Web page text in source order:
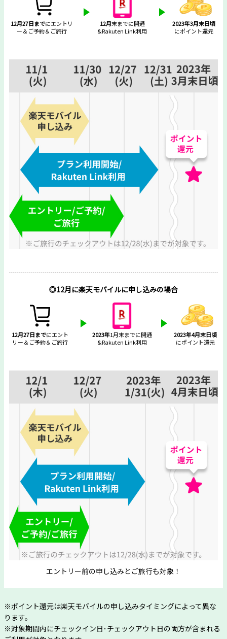
12月27日までにエントリ
ー＆ご予約＆ご旅行
12月末までに開通
&Rakuten Link利用
2023年3月末日頃
にポイント還元
◎12月に楽天モバイルに申し込みの場合
12月27日までにエント
リー＆ご予約＆ご旅行
2023年1月末までに開通
&Rakuten Link利用
2023年4月末日頃
にポイント還元
エントリー前の申し込みとご旅行も対象！
※ポイント還元は楽天モバイルの申し込みタイミングによって異な
ります。
※対象期間内にチェックイン日･チェックアウト日の両方が含まれる